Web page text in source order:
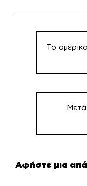
Πλοήγηση
άρθρων
Το
Μετά
Αφήστε μια